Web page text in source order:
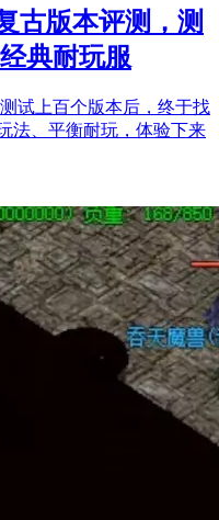
古版本评测，测
典耐玩服
试上百个版本后，终于找
法、平衡耐玩，体验下来